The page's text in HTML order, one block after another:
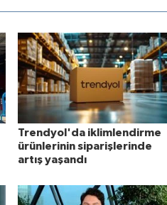
Trendyol'da iklimlendirme
ürünlerinin siparişlerinde
artış yaşandı